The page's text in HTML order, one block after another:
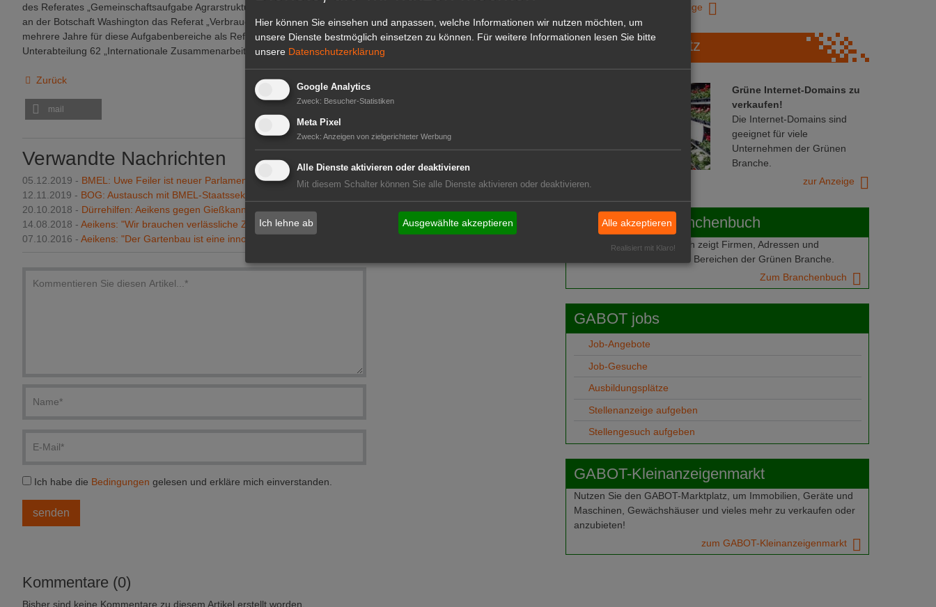
des Referates „Gemeinschaftsaufgabe Agrarstruktur und Küstenschutz, EG-Strukturpolitik“. 2001 bis 2006 leitete er
an der Botschaft Washington das Referat „Verbraucherschutz, Ernährung und Landwirtschaft“, im Anschluss war er für
mehrere Jahre für diese Aufgabenbereiche als Referatsleiter im Bundeskanzleramt tätig. Seit 2010 leitet er die
Unterabteilung 62 „Internationale Zusammenarbeit, Welternährung“. (BMEL)
Zurück
mail
Verwandte Nachrichten
05.12.2019 - BMEL: Uwe Feiler ist neuer Parlamentarischer Staatssekretär
12.11.2019 - BOG: Austausch mit BMEL-Staatssekretär Dr. Aeikens
20.10.2018 - Dürrehilfen: Aeikens gegen Gießkannenprinzip
14.08.2018 - Aeikens: "Wir brauchen verlässliche Zahlen"
07.10.2016 - Aeikens: "Der Gartenbau ist eine innovationsfreudige Branche"
Ich habe die Bedingungen gelesen und erkläre mich einverstanden.
Kommentare (0)
Bisher sind keine Kommentare zu diesem Artikel erstellt worden.
zur Anzeige
GABOT Marktplatz
Grüne Internet-Domains zu
verkaufen!
Die Internet-Domains sind
geeignet für viele
Unternehmen der Grünen
Branche.
zur Anzeige
Das GABOT-Branchenbuch
Das GABOT-Branchenbuch zeigt Firmen, Adressen und
Telefonnummern aus allen Bereichen der Grünen Branche.
Zum Branchenbuch
GABOT jobs
Job-Angebote
Job-Gesuche
Ausbildungsplätze
Stellenanzeige aufgeben
Stellengesuch aufgeben
GABOT-Kleinanzeigenmarkt
Nutzen Sie den GABOT-Marktplatz, um Immobilien, Geräte und
Maschinen, Gewächshäuser und vieles mehr zu verkaufen oder
anzubieten!
zum GABOT-Kleinanzeigenmarkt
Hier können Sie einsehen und anpassen, welche Informationen wir nutzen möchten, um
unsere Dienste bestmöglich einsetzen zu können.
Für weitere Informationen lesen Sie bitte
unsere Datenschutzerklärung
Google Analytics
Zweck: Besucher-Statistiken
Meta Pixel
Zweck: Anzeigen von zielgerichteter Werbung
Alle Dienste aktivieren oder deaktivieren
Mit diesem Schalter können Sie alle Dienste aktivieren oder deaktivieren.
Ich lehne ab Ausgewählte akzeptieren Alle akzeptieren
Realisiert mit Klaro!